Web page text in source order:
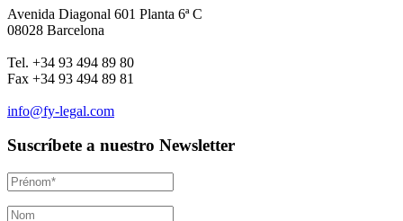
Avenida Diagonal 601 Planta 6ª C
08028 Barcelona
Tel. +34 93 494 89 80
Fax +34 93 494 89 81
info@fy-legal.com
Suscríbete a nuestro Newsletter